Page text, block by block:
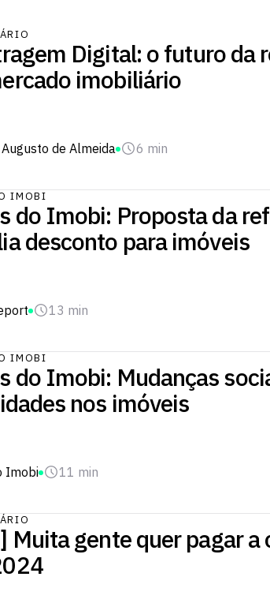
Digital: o futuro da
imobiliário
de Almeida 6 min
IMOBI
do Imobi: Proposta da
desconto para imóveis
13 min
IMOBI
do Imobi: Mudanças
nos imóveis​
Imobi 11 min
Muita gente quer pagar a